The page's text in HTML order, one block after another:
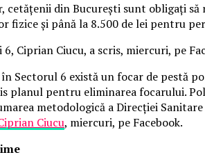
din București sunt obligați să
fizice și până la 8.500 de lei pentru
Ciprian Ciucu, a scris, miercuri, pe
Sectorul 6 există un focar de pestă
planul pentru eliminarea focarului.
metodologică a Direcţiei
Ciucu, miercuri, pe Facebook.